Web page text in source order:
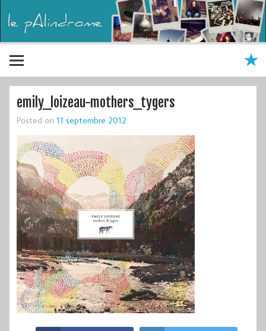
emily_loizeau-mothers_tygers
Posted on 11 septembre 2012